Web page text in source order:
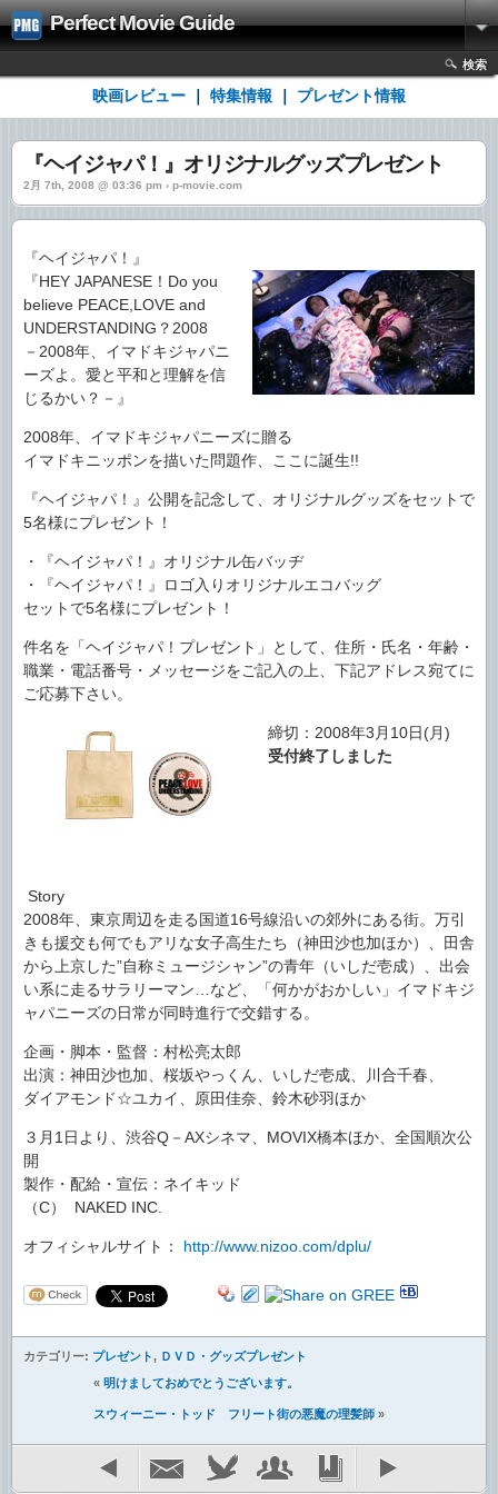
Perfect Movie Guide
検索
映画レビュー 特集情報 プレゼント情報
『ヘイジャパ！』オリジナルグッズプレゼント
2月 7th, 2008 @ 03:36 pm › p-movie.com
『ヘイジャパ！』
『HEY JAPANESE！Do you
believe PEACE,LOVE and
UNDERSTANDING？2008
－2008年、イマドキジャパニ
ーズよ。愛と平和と理解を信
じるかい？－』
2008年、イマドキジャパニーズに贈る
イマドキニッポンを描いた問題作、ここに誕生!!
『ヘイジャパ！』公開を記念して、オリジナルグッズをセットで
5名様にプレゼント！
・『ヘイジャパ！』オリジナル缶バッヂ
・『ヘイジャパ！』ロゴ入りオリジナルエコバッグ
セットで5名様にプレゼント！
件名を「ヘイジャパ！プレゼント」として、住所・氏名・年齢・
職業・電話番号・メッセージをご記入の上、下記アドレス宛てに
ご応募下さい。
締切：2008年3月10日(月)
受付終了しました
Story
2008年、東京周辺を走る国道16号線沿いの郊外にある街。万引
きも援交も何でもアリな女子高生たち（神田沙也加ほか）、田舎
から上京した”自称ミュージシャン”の青年（いしだ壱成）、出会
い系に走るサラリーマン…など、「何かがおかしい」イマドキジ
ャパニーズの日常が同時進行で交錯する。
企画・脚本・監督：村松亮太郎
出演：神田沙也加、桜坂やっくん、いしだ壱成、川合千春、
ダイアモンド☆ユカイ、原田佳奈、鈴木砂羽ほか
３月1日より、渋谷Q－AXシネマ、MOVIX橋本ほか、全国順次公
開
製作・配給・宣伝：ネイキッド
（C） NAKED INC.
オフィシャルサイト： http://www.nizoo.com/dplu/
カテゴリー: プレゼント, ＤＶＤ・グッズプレゼント
« 明けましておめでとうございます。
スウィーニー・トッド フリート街の悪魔の理髪師 »